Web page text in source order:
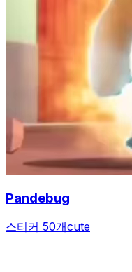
Pandebug
스티커 50개cute